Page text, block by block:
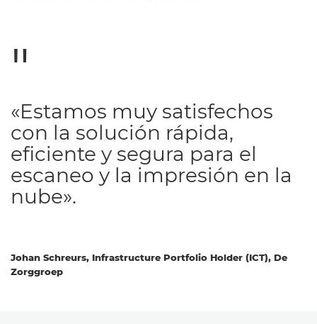
Johan Schreurs, Infrastructure Portfolio Holder (ICT), De
Zorggroep
«Estamos muy satisfechos
con la solución rápida,
eficiente y segura para el
escaneo y la impresión en la
nube».